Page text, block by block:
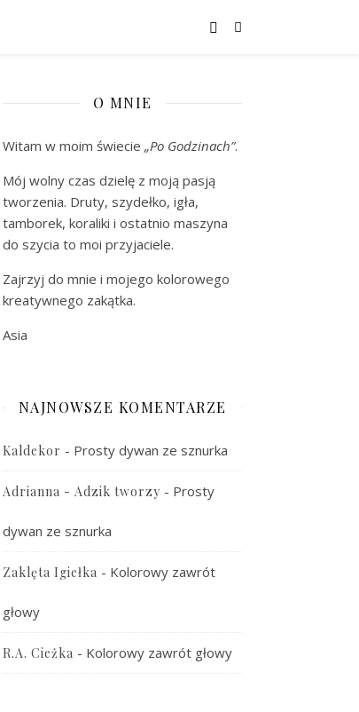
O MNIE
Witam w moim świecie „Po Godzinach”.
Mój wolny czas dzielę z moją pasją
tworzenia. Druty, szydełko, igła,
tamborek, koraliki i ostatnio maszyna
do szycia to moi przyjaciele.
Zajrzyj do mnie i mojego kolorowego
kreatywnego zakątka.
Asia
NAJNOWSZE KOMENTARZE
Kaldekor - Prosty dywan ze sznurka
Adrianna - Adzik tworzy - Prosty
dywan ze sznurka
Zaklęta Igiełka - Kolorowy zawrót
głowy
R.A. Cieżka - Kolorowy zawrót głowy